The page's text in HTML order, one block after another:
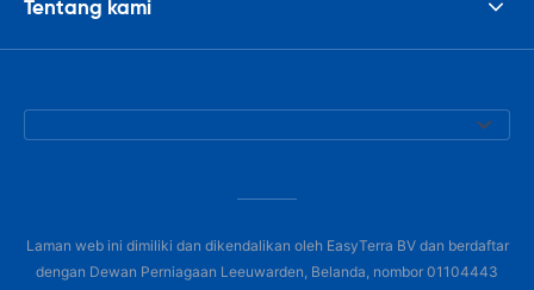
Tentang kami
Laman web ini dimiliki dan dikendalikan oleh EasyTerra BV dan berdaftar
dengan Dewan Perniagaan Leeuwarden, Belanda, nombor 01104443